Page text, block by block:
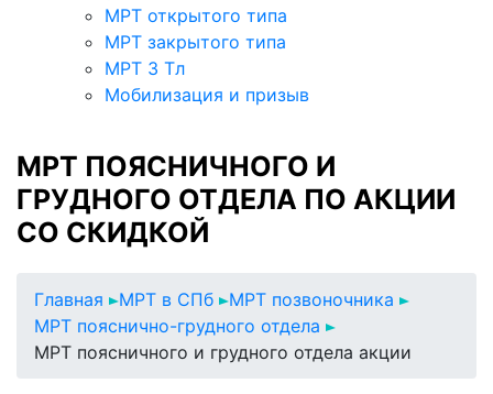
МРТ открытого типа
МРТ закрытого типа
МРТ 3 Тл
Мобилизация и призыв
МРТ ПОЯСНИЧНОГО И
ГРУДНОГО ОТДЕЛА ПО АКЦИИ
СО СКИДКОЙ
Главная МРТ в СПб
МРТ позвоночника
МРТ пояснично-грудного отдела
МРТ поясничного и грудного отдела акции